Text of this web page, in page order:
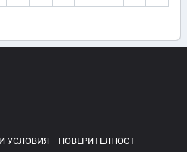
УСЛОВИЯ ПОВЕРИТЕЛНОСТ